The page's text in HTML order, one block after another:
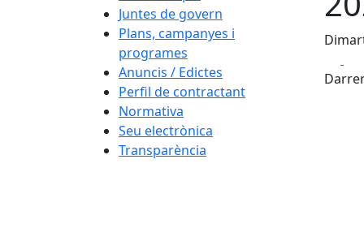
Juntes de govern
Plans, campanyes i
programes
Anuncis / Edictes
Perfil de contractant
Normativa
Seu electrònica
Transparència